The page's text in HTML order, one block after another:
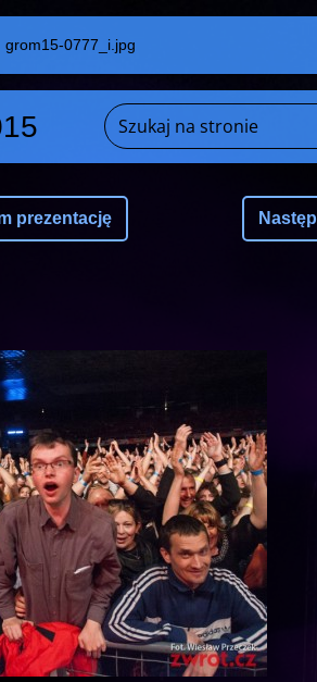
grom15-0777_i.jpg
prezentację